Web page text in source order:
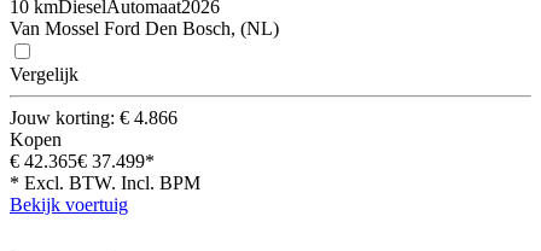
10 kmDieselAutomaat2026
Van Mossel Ford Den Bosch, (NL)
Vergelijk
Jouw korting: € 4.866
Kopen
€ 42.365€ 37.499*
* Excl. BTW. Incl. BPM
Bekijk voertuig